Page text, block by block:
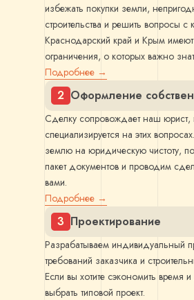
избежать покупки земли,
строительства и решить вопросы
Краснодарский край и Крым
ограничения, о которых важно
Подробнее →
2 Оформление
Сделку сопровождает наш юрист,
специализируется на этих
землю на юридическую чистоту,
пакет документов и проводим
вами.
Подробнее →
3 Проектирование
Разрабатываем индивидуальный
требований заказчика и
Если вы хотите сэкономить время
выбрать типовой проект.